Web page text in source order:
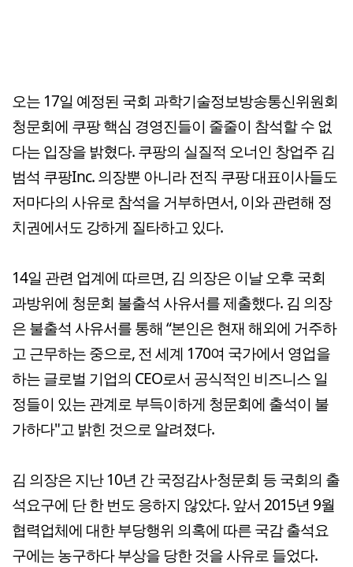
오는 17일 예정된 국회 과학기술정보방송통신위원회
청문회에 쿠팡 핵심 경영진들이 줄줄이 참석할 수 없
다는 입장을 밝혔다. 쿠팡의 실질적 오너인 창업주 김
범석 쿠팡Inc. 의장뿐 아니라 전직 쿠팡 대표이사들도
저마다의 사유로 참석을 거부하면서, 이와 관련해 정
치권에서도 강하게 질타하고 있다.
14일 관련 업계에 따르면, 김 의장은 이날 오후 국회
과방위에 청문회 불출석 사유서를 제출했다. 김 의장
은 불출석 사유서를 통해 “본인은 현재 해외에 거주하
고 근무하는 중으로, 전 세계 170여 국가에서 영업을
하는 글로벌 기업의 CEO로서 공식적인 비즈니스 일
정들이 있는 관계로 부득이하게 청문회에 출석이 불
가하다"고 밝힌 것으로 알려졌다.
김 의장은 지난 10년 간 국정감사·청문회 등 국회의 출
석요구에 단 한 번도 응하지 않았다. 앞서 2015년 9월
협력업체에 대한 부당행위 의혹에 따른 국감 출석요
구에는 농구하다 부상을 당한 것을 사유로 들었다.